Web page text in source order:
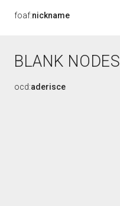
foaf:nickname
BLANK NODES
ocd:aderisce